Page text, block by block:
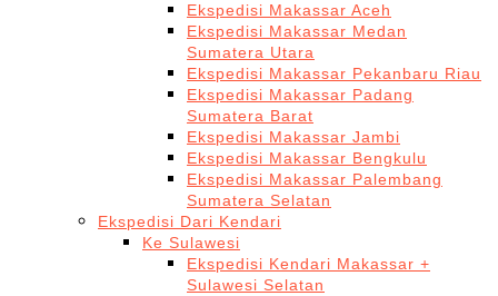
Ekspedisi Makassar Aceh
Ekspedisi Makassar Medan
Sumatera Utara
Ekspedisi Makassar Pekanbaru Riau
Ekspedisi Makassar Padang
Sumatera Barat
Ekspedisi Makassar Jambi
Ekspedisi Makassar Bengkulu
Ekspedisi Makassar Palembang
Sumatera Selatan
Ekspedisi Dari Kendari
Ke Sulawesi
Ekspedisi Kendari Makassar +
Sulawesi Selatan